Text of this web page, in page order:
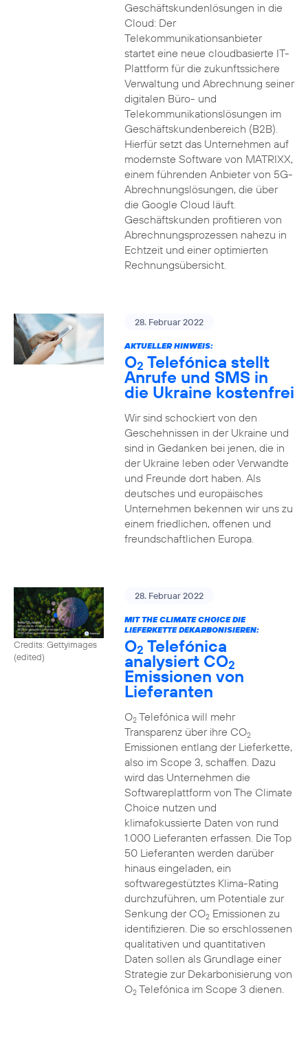
Geschäftskundenlösungen in die
Cloud: Der
Telekommunikationsanbieter
startet eine neue cloudbasierte IT-
Plattform für die zukunftssichere
Verwaltung und Abrechnung seiner
digitalen Büro- und
Telekommunikationslösungen im
Geschäftskundenbereich (B2B).
Hierfür setzt das Unternehmen auf
modernste Software von MATRIXX,
einem führenden Anbieter von 5G-
Abrechnungslösungen, die über
die Google Cloud läuft.
Geschäftskunden profitieren von
Abrechnungsprozessen nahezu in
Echtzeit und einer optimierten
Rechnungsübersicht.
28. Februar 2022
AKTUELLER HINWEIS:
O2 Telefónica stellt
Anrufe und SMS in
die Ukraine kostenfrei
Wir sind schockiert von den
Geschehnissen in der Ukraine und
sind in Gedanken bei jenen, die in
der Ukraine leben oder Verwandte
und Freunde dort haben. Als
deutsches und europäisches
Unternehmen bekennen wir uns zu
einem friedlichen, offenen und
freundschaftlichen Europa.
Credits: Gettyimages
(edited)
28. Februar 2022
MIT THE CLIMATE CHOICE DIE
LIEFERKETTE DEKARBONISIEREN:
O2 Telefónica
analysiert CO2
Emissionen von
Lieferanten
O2Telefónica will mehr
Transparenz über ihre CO2
Emissionen entlang der Lieferkette,
also im Scope 3, schaffen. Dazu
wird das Unternehmen die
Softwareplattform von The Climate
Choice nutzen und
klimafokussierte Daten von rund
1.000 Lieferanten erfassen. Die Top
50 Lieferanten werden darüber
hinaus eingeladen, ein
softwaregestütztes Klima-Rating
durchzuführen, um Potentiale zur
Senkung der CO2Emissionen zu
identifizieren. Die so erschlossenen
qualitativen und quantitativen
Daten sollen als Grundlage einer
Strategie zur Dekarbonisierung von
O2Telefónica im Scope 3 dienen.